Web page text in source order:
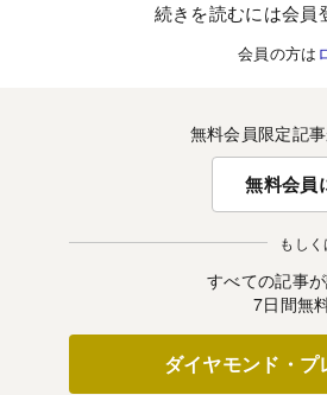
続きを読むには会員
会員の方は
無料会員限定記
無料会員
もしく
すべての記事
7日間無
ダイヤモンド・